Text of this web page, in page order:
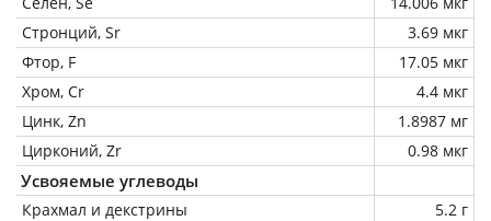
Стронций, Sr
3.69 мкг
Фтор, F
17.05 мкг
Хром, Cr
4.4 мкг
Цинк, Zn
1.8987 мг
Цирконий, Zr
0.98 мкг
Усвояемые углеводы
Крахмал и декстрины
5.2 г